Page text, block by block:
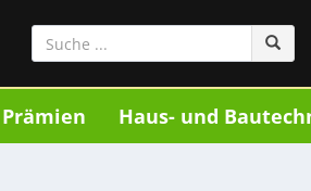
Prämien Haus- und